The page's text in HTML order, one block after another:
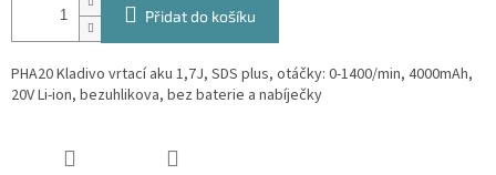
Přidat do košíku
PHA20 Kladivo vrtací aku 1,7J, SDS plus, otáčky: 0-1400/min, 4000mAh,
20V Li-ion, bezuhlikova, bez baterie a nabíječky